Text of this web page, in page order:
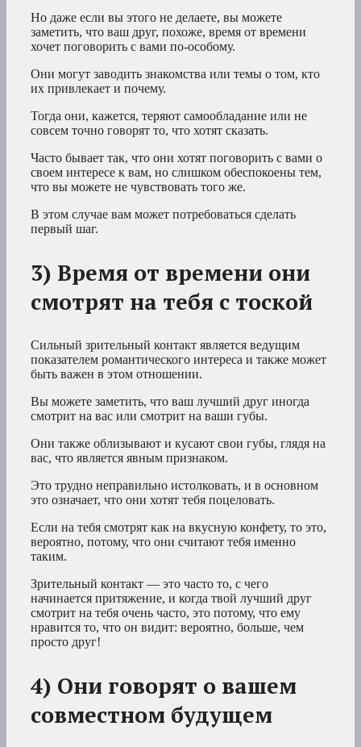
Но даже если вы этого не делаете, вы можете
заметить, что ваш друг, похоже, время от времени
хочет поговорить с вами по-особому.
Они могут заводить знакомства или темы о том, кто
их привлекает и почему.
Тогда они, кажется, теряют самообладание или не
совсем точно говорят то, что хотят сказать.
Часто бывает так, что они хотят поговорить с вами о
своем интересе к вам, но слишком обеспокоены тем,
что вы можете не чувствовать того же.
В этом случае вам может потребоваться сделать
первый шаг.
3) Время от времени они
смотрят на тебя с тоской
Сильный зрительный контакт является ведущим
показателем романтического интереса и также может
быть важен в этом отношении.
Вы можете заметить, что ваш лучший друг иногда
смотрит на вас или смотрит на ваши губы.
Они также облизывают и кусают свои губы, глядя на
вас, что является явным признаком.
Это трудно неправильно истолковать, и в основном
это означает, что они хотят тебя поцеловать.
Если на тебя смотрят как на вкусную конфету, то это,
вероятно, потому, что они считают тебя именно
таким.
Зрительный контакт — это часто то, с чего
начинается притяжение, и когда твой лучший друг
смотрит на тебя очень часто, это потому, что ему
нравится то, что он видит: вероятно, больше, чем
просто друг!
4) Они говорят о вашем
совместном будущем